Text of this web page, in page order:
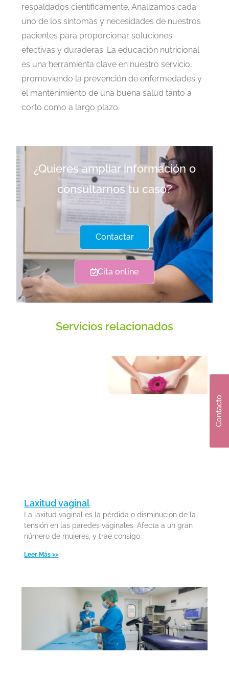
Contacto
respaldados científicamente. Analizamos cada
uno de los síntomas y necesidades de nuestros
pacientes para proporcionar soluciones
efectivas y duraderas. La educación nutricional
es una herramienta clave en nuestro servicio,
promoviendo la prevención de enfermedades y
el mantenimiento de una buena salud tanto a
corto como a largo plazo.
¿Quieres ampliar información o
consultarnos tu caso?
Contactar
Cita online
Servicios relacionados
Laxitud vaginal
La laxitud vaginal es la pérdida o disminución de la
tensión en las paredes vaginales. Afecta a un gran
número de mujeres, y trae consigo
Leer Más >>